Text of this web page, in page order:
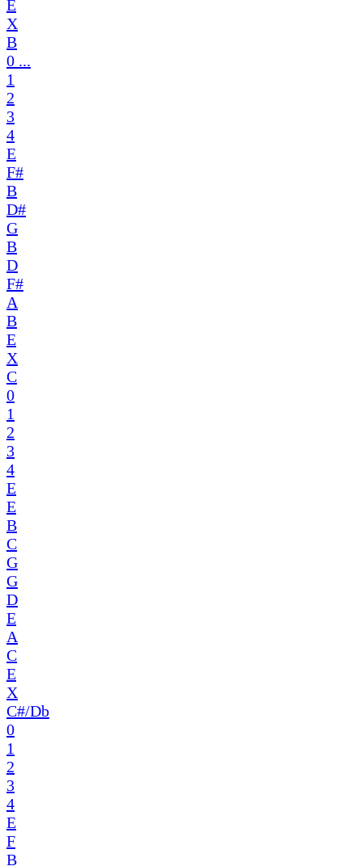
E
X
B
0 ...
1
2
3
4
E
F#
B
D#
G
B
D
F#
A
B
E
X
C
0
1
2
3
4
E
E
B
C
G
G
D
E
A
C
E
X
C#/Db
0
1
2
3
4
E
F
B